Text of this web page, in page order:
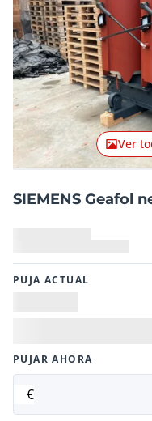
Artículo anterior
Ver
SIEMENS Geafol
PUJA ACTUAL
PUJAR AHORA
€